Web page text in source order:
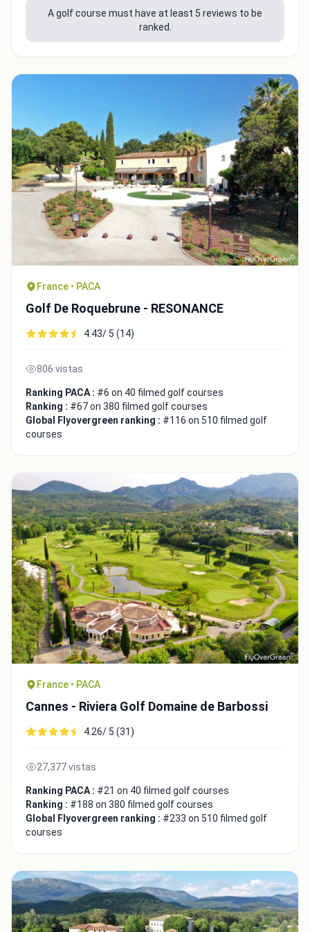
A golf course must have at least 5 reviews to be
ranked.
France • PACA
Golf De Roquebrune - RESONANCE
4.43/ 5 (14)
806 vistas
Ranking PACA : #6 on 40 filmed golf courses
Ranking : #67 on 380 filmed golf courses
Global Flyovergreen ranking : #116 on 510 filmed golf
courses
France • PACA
Cannes - Riviera Golf Domaine de Barbossi
4.26/ 5 (31)
27,377 vistas
Ranking PACA : #21 on 40 filmed golf courses
Ranking : #188 on 380 filmed golf courses
Global Flyovergreen ranking : #233 on 510 filmed golf
courses